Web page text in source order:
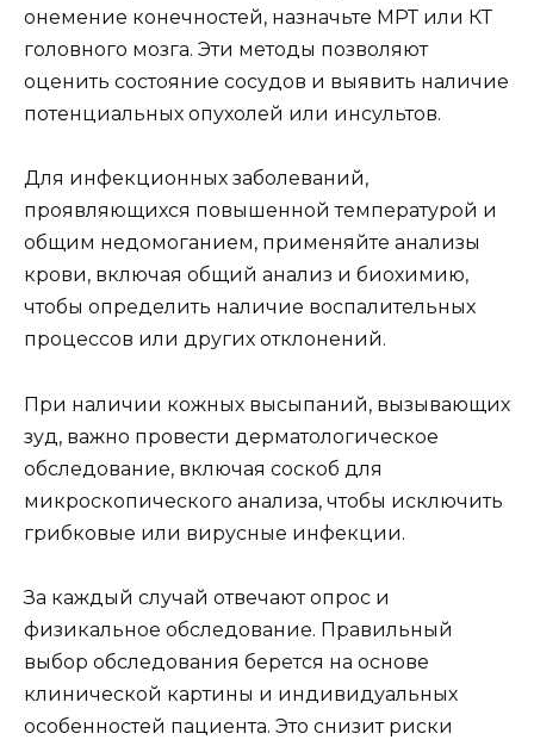
онемение конечностей, назначьте МРТ или КТ
головного мозга. Эти методы позволяют
оценить состояние сосудов и выявить наличие
потенциальных опухолей или инсультов.
Для инфекционных заболеваний,
проявляющихся повышенной температурой и
общим недомоганием, применяйте анализы
крови, включая общий анализ и биохимию,
чтобы определить наличие воспалительных
процессов или других отклонений.
При наличии кожных высыпаний, вызывающих
зуд, важно провести дерматологическое
обследование, включая соскоб для
микроскопического анализа, чтобы исключить
грибковые или вирусные инфекции.
За каждый случай отвечают опрос и
физикальное обследование. Правильный
выбор обследования берется на основе
клинической картины и индивидуальных
особенностей пациента. Это снизит риски